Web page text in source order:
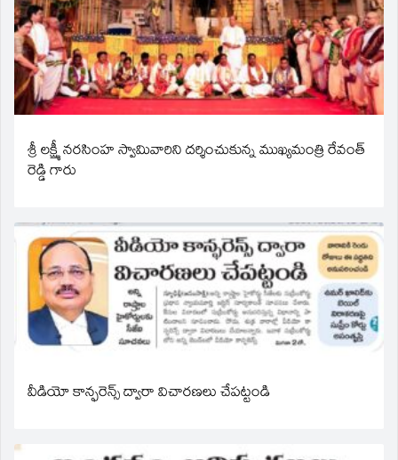
శ్రీ లక్ష్మీ నరసింహ స్వామివారిని దర్శించుకున్న ముఖ్యమంత్రి రేవంత్
రెడ్డి గారు
వీడియో కాన్ఫరెన్స్ ద్వారా విచారణలు చేపట్టండి